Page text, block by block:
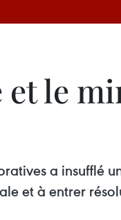
le
a insufflé
et à entrer